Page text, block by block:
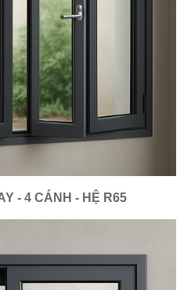
- 4 CÁNH - HỆ R65